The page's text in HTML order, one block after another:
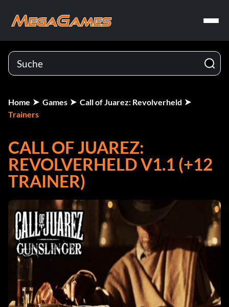
Home Games
Call of Juarez: Revolverheld
Trainers
CALL OF JUAREZ:
REVOLVERHELD V1.1 (+12
TRAINER)